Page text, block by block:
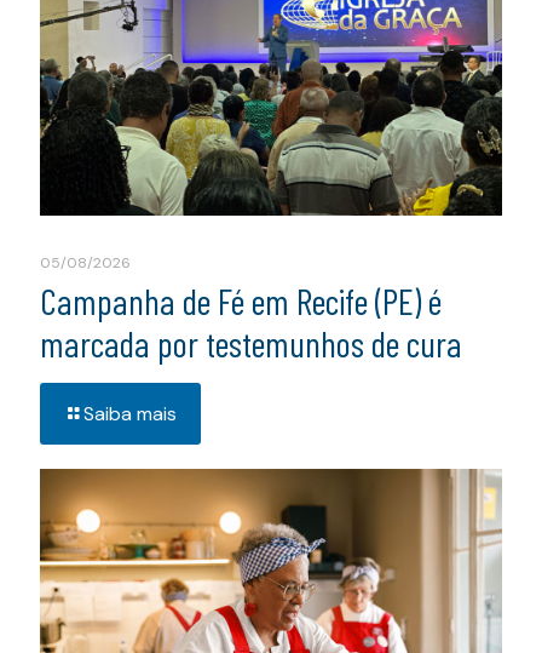
05/08/2026
Campanha de Fé em Recife (PE) é
marcada por testemunhos de cura
Saiba mais